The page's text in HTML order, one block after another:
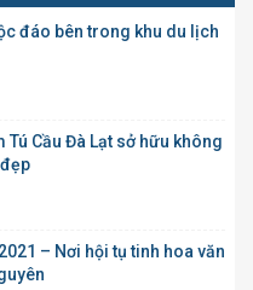
đáo bên trong khu du lịch
Tú Cầu Đà Lạt sở hữu không
– Nơi hội tụ tinh hoa văn